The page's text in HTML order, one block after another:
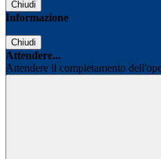
Chiudi
Informazione
Chiudi
Attendere...
Attendere il completamento